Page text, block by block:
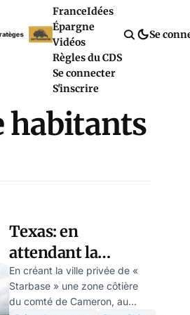
FranceIdées
Épargne
Vidéos
Règles du CDS
Se connecter
S'inscrire
Se
habitants
Texas: en
attendant la
conquête de Mars,
Elon Musk veut
En créant la ville privée de «
Starbase » une zone côtière
du comté de Cameron, au